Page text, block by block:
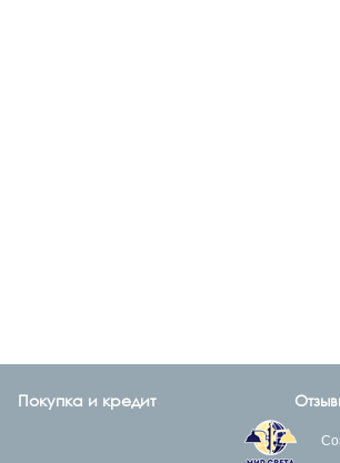
Покупка и кредит